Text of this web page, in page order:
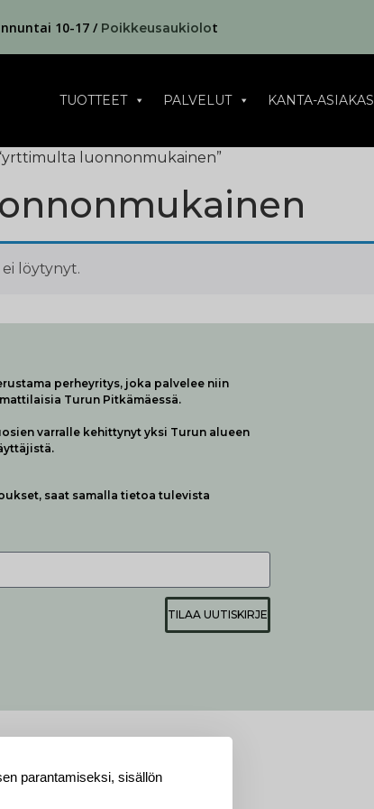
parantamiseksi, sisällön
10-17 / Poikkeusaukiolot
TUOTTEET PALVELUT KANTA-ASIAKAS
luonnonmukainen”
löytynyt.
perheyritys, joka palvelee niin
Turun Pitkämäessä.
varralle kehittynyt yksi Turun alueen
saat samalla tietoa tulevista
TILAA UUTISKIRJE